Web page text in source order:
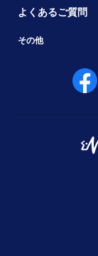
よくあるご質問
その他